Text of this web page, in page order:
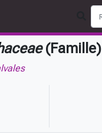
(Famille)